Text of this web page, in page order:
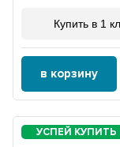
Купить в 1
в корзину